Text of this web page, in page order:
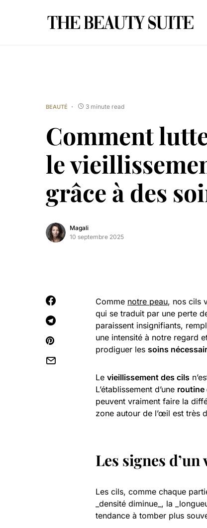
BEAUTÉ 3 minute read
Comment
le
grâce à des
Magali
10 septembre 2025
Comme notre peau, nos cils
qui se traduit par une perte
paraissent insignifiants,
une intensité à notre regard
prodiguer les soins
Le vieillissement des cils
L’établissement d’une routine
peuvent vraiment faire la
zone autour de l’œil est très
Les signes
Les cils, comme chaque
_densité diminue_, la
tendance à tomber plus